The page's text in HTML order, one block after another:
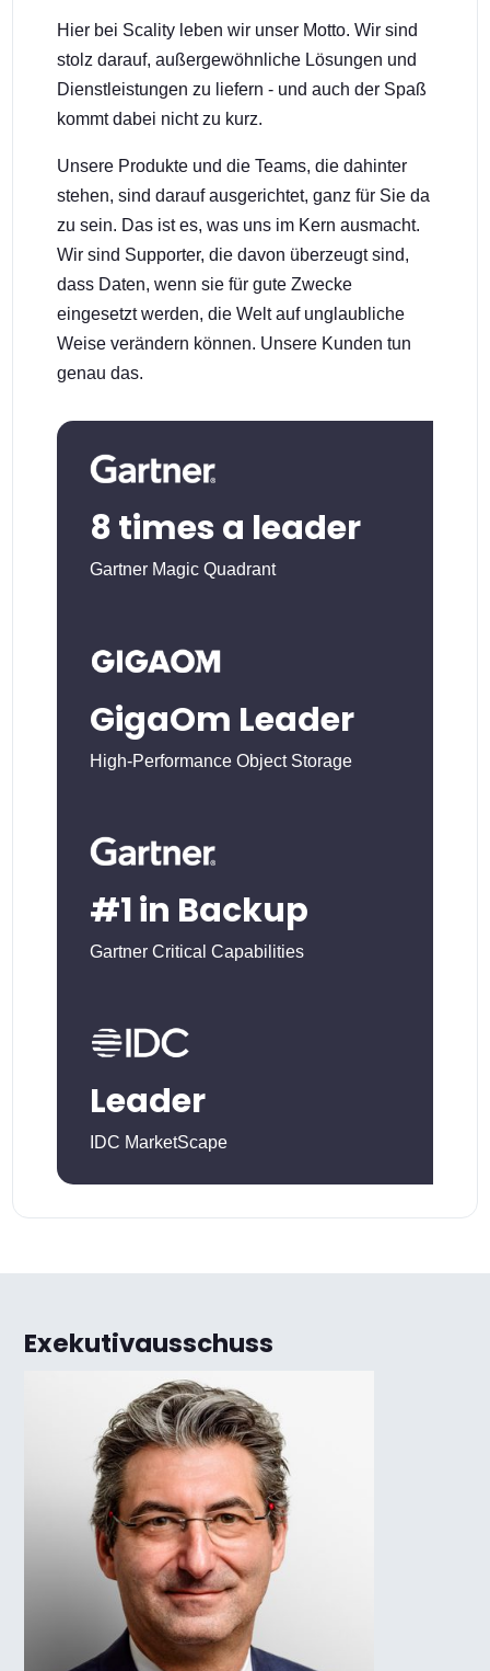
Hier bei Scality leben wir unser Motto. Wir sind
stolz darauf, außergewöhnliche Lösungen und
Dienstleistungen zu liefern - und auch der Spaß
kommt dabei nicht zu kurz.
Unsere Produkte und die Teams, die dahinter
stehen, sind darauf ausgerichtet, ganz für Sie da
zu sein. Das ist es, was uns im Kern ausmacht.
Wir sind Supporter, die davon überzeugt sind,
dass Daten, wenn sie für gute Zwecke
eingesetzt werden, die Welt auf unglaubliche
Weise verändern können. Unsere Kunden tun
genau das.
8 times a leader
Gartner Magic Quadrant
GigaOm Leader
High-Performance Object Storage
#1 in Backup
Gartner Critical Capabilities
Leader
IDC MarketScape
Exekutivausschuss